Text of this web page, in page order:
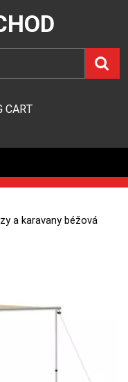
CART
a karavany béžová